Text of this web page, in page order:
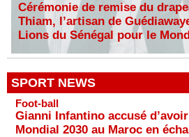
Cérémonie de remise du
Thiam, l’artisan de
Lions du Sénégal pour le
SPORT NEWS
Foot-ball
Gianni Infantino accusé
Mondial 2030 au Maroc en